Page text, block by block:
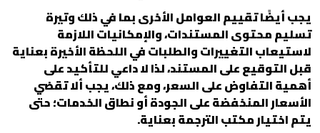
يجب أيضًا تقييم العوامل الأخرى بما في ذلك وتيرة
تسليم محتوى المستندات، والإمكانيات اللازمة
لاستيعاب التغييرات والطلبات في اللحظة الأخيرة بعناية
قبل التوقيع على المستند، لذا لا داعي للتأكيد على
أهمية التفاوض على السعر، ومع ذلك، يجب ألا تقضي
الأسعار المنخفضة على الجودة أو نطاق الخدمات؛ حتى
يتم اختيار مكتب الترجمة بعناية.